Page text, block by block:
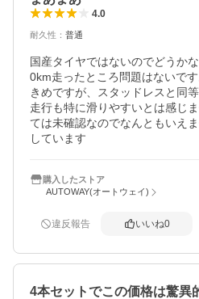
4.0
耐久性 ： 普通
国産タイヤではないのでどうか
0km走ったところ問題はないで
きめですが、スタッドレスと同
走行も特に滑りやすいとは感じ
ては未確認なのでなんともいえ
しています
購入したストア
AUTOWAY(オートウェイ)
違反報告 いいね0
4本セットでこの価格は驚